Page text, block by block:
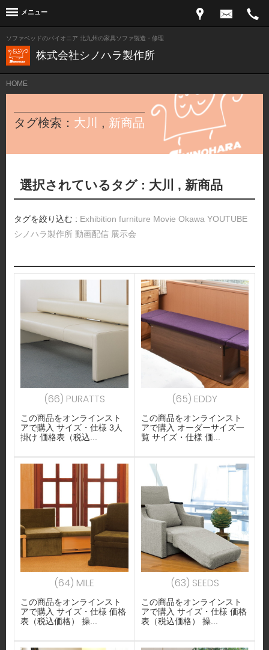
株式会社シノハラ製作所
ソファベッドのパイオニア 北九州の家具ソファ製造・修理
メニュー
HOME
タグ検索： 大川 , 新商品
選択されているタグ : 大川 , 新商品
タグを絞り込む : Exhibition furniture Movie Okawa YOUTUBE
シノハラ製作所 動画配信 展示会
(66) PURATTS
この商品をオンラインスト
アで購入 サイズ・仕様 3人
掛け 価格表（税込...
(65) EDDY
この商品をオンラインスト
アで購入 オーダーサイズ一
覧 サイズ・仕様 価...
(64) MILE
この商品をオンラインスト
アで購入 サイズ・仕様 価格
表（税込価格） 操...
(63) SEEDS
この商品をオンラインスト
アで購入 サイズ・仕様 価格
表（税込価格） 操...